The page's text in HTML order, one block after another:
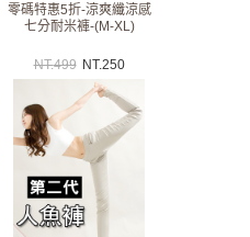
零碼特惠5折-涼爽纖涼感
七分耐米褲-(M-XL)
NT.499 NT.250